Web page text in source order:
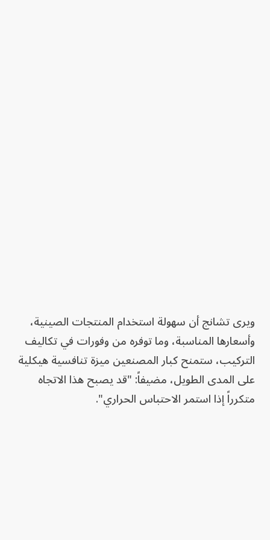
ويرى تشانج أن سهولة استخدام المنتجات الصينية،
وأسعارها المناسبة، وما توفره من وفورات في تكاليف
التركيب، ستمنح كبار المصنعين ميزة تنافسية هيكلية
على المدى الطويل، مضيفاً: "قد يصبح هذا الاتجاه
متكرراً إذا استمر الاحتباس الحراري".